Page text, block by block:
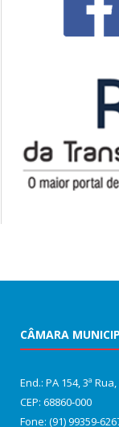
CÂMARA
End.: PA 154, 3ª
CEP: 68860‑000
Fone: (91) 99359-